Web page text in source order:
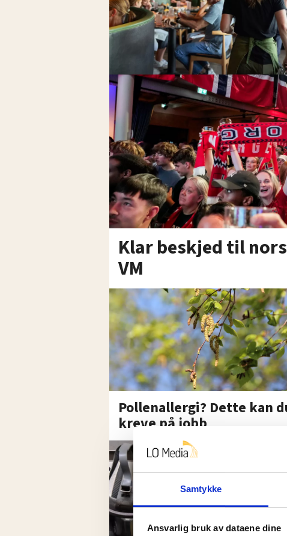
Samtykke
Ansvarlig bruk av dataene dine
Klar beskjed til
VM
Pollenallergi? Dette kan
kreve på jobb